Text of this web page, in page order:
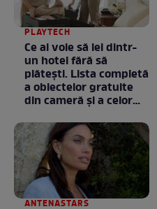
PLAYTECH
Ce ai voie să iei dintr-
un hotel fără să
plătești. Lista completă
a obiectelor gratuite
din cameră și a celor
proprietatea unității
ANTENASTARS